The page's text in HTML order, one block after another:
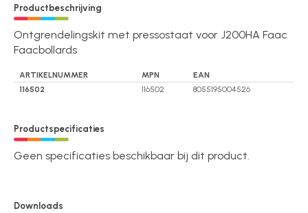
Productbeschrijving
Ontgrendelingskit met pressostaat voor J200HA Faac
Faacbollards
ARTIKELNUMMER MPN
EAN
116502
116502 8055195004526
Productspecificaties
Geen specificaties beschikbaar bij dit product.
Downloads